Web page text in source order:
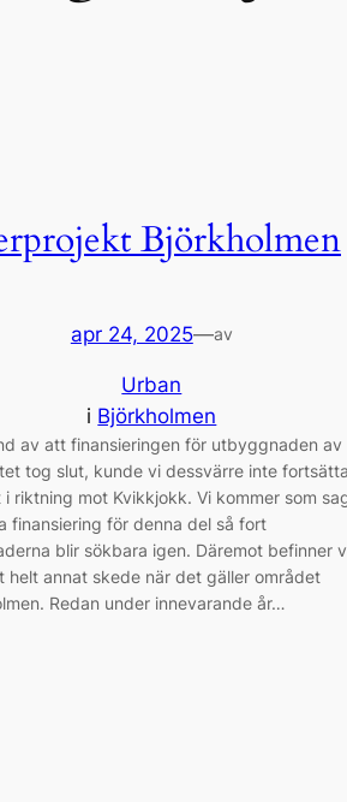
Björkholmen
apr 24, 2025—av
Urban
i Björkholmen
av att finansieringen för utbyggnaden av
tog slut, kunde vi dessvärre inte
riktning mot Kvikkjokk. Vi kommer som
finansiering för denna del så fort
blir sökbara igen. Däremot befinner
helt annat skede när det gäller området
Redan under innevarande år…